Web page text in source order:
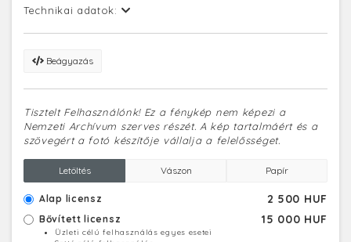
Technikai adatok:
Beágyazás
Tisztelt Felhasználónk! Ez a fénykép nem képezi a
Nemzeti Archívum szerves részét. A kép tartalmáért és a
szövegért a fotó készítője vállalja a felelősséget.
Letöltés Vászon Papír
Alap licensz 2 500 HUF
Bővített licensz 15 000 HUF
Üzleti célú felhasználás egyes esetei